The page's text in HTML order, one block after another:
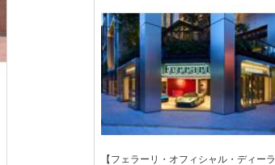
【フェラーリ・オフィシャル・ディーラ